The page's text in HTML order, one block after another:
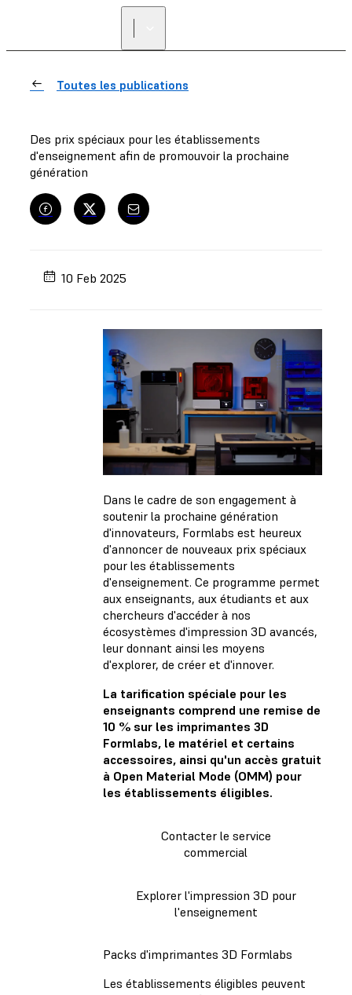
Toutes les publications
Des prix spéciaux pour les établissements
d'enseignement afin de promouvoir la prochaine
génération
10 Feb 2025
Dans le cadre de son engagement à
soutenir la prochaine génération
d'innovateurs, Formlabs est heureux
d'annoncer de nouveaux prix spéciaux
pour les établissements
d'enseignement. Ce programme permet
aux enseignants, aux étudiants et aux
chercheurs d'accéder à nos
écosystèmes d'impression 3D avancés,
leur donnant ainsi les moyens
d'explorer, de créer et d'innover.
La tarification spéciale pour les
enseignants comprend une remise de
10 % sur les imprimantes 3D
Formlabs, le matériel et certains
accessoires, ainsi qu'un accès gratuit
à Open Material Mode (OMM) pour
les établissements éligibles.
Contacter le service
commercial
Explorer l'impression 3D pour
l'enseignement
Packs d'imprimantes 3D Formlabs
Les établissements éligibles peuvent